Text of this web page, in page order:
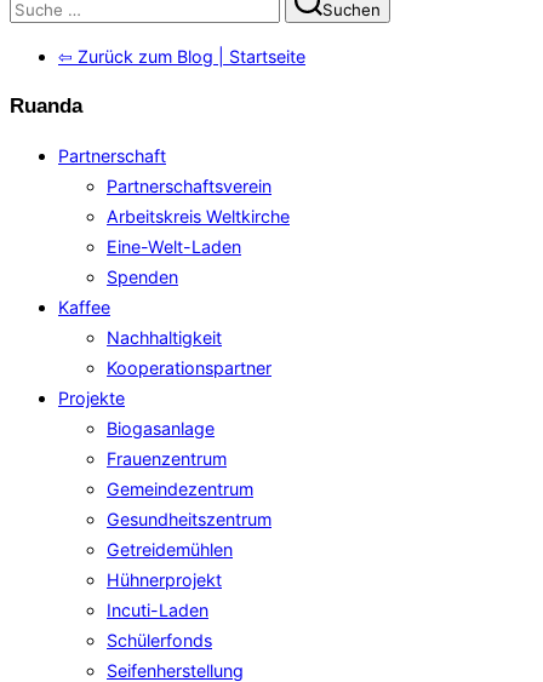
nach:
Suchen
⇦ Zurück zum Blog | Startseite
Ruanda
Partnerschaft
Partnerschaftsverein
Arbeitskreis Weltkirche
Eine-Welt-Laden
Spenden
Kaffee
Nachhaltigkeit
Kooperationspartner
Projekte
Biogasanlage
Frauenzentrum
Gemeindezentrum
Gesundheitszentrum
Getreidemühlen
Hühnerprojekt
Incuti-Laden
Schülerfonds
Seifenherstellung